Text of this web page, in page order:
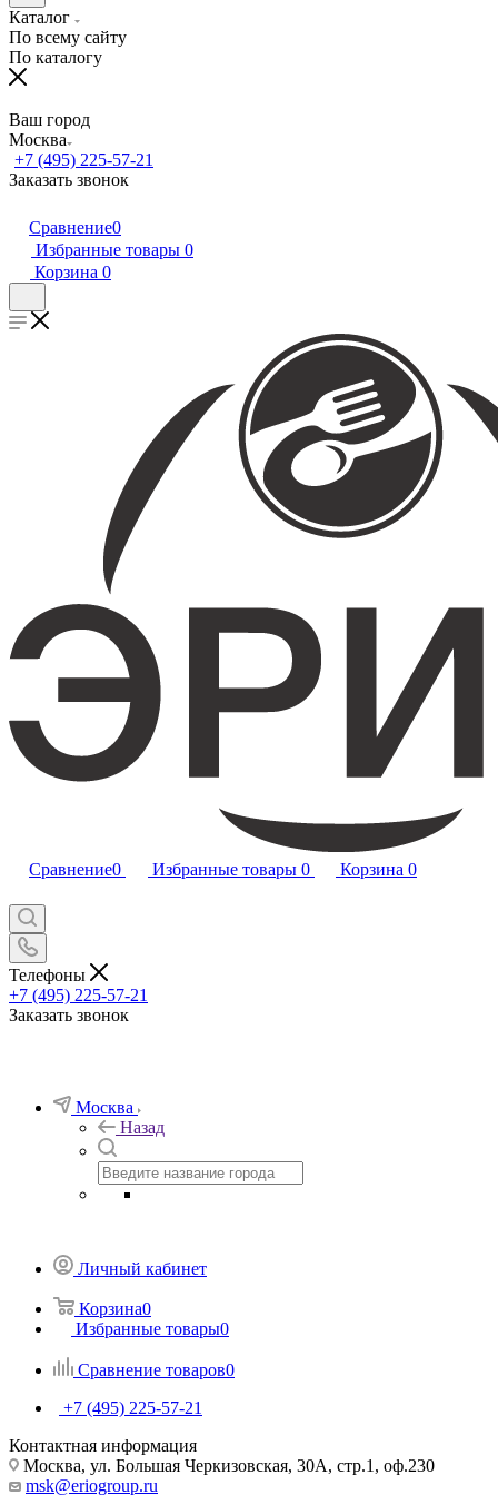
Каталог
По всему сайту
По каталогу
Ваш город
Москва
+7 (495) 225-57-21
Заказать звонок
Сравнение0
Избранные товары 0
Корзина 0
Сравнение0 Избранные товары 0 Корзина 0
Телефоны
+7 (495) 225-57-21
Заказать звонок
Москва
Назад
Личный кабинет
Корзина0
Избранные товары0
Сравнение товаров0
+7 (495) 225-57-21
Контактная информация
Москва, ул. Большая Черкизовская, 30А, стр.1, оф.230
msk@eriogroup.ru